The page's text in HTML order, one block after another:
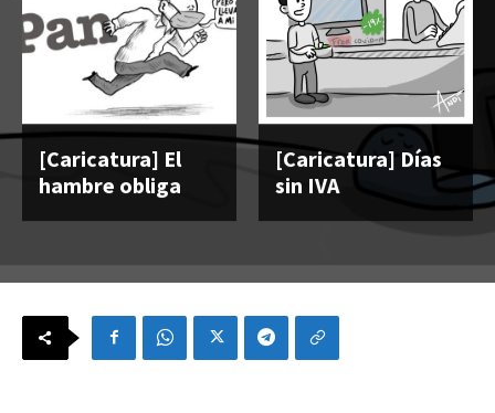
[Caricatura] El
hambre obliga
[Caricatura] Días
sin IVA